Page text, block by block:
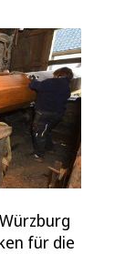
für die